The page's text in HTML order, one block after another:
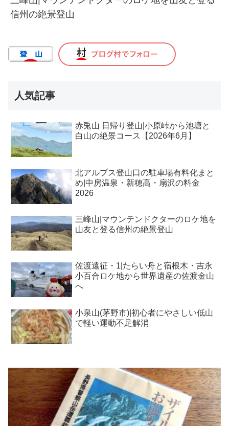
信州の絶景登山
人気記事
赤兎山 日帰り登山|小原峠から池塘と
白山の絶景コース【2026年6月】
北アルプス登山口の駐車場有料化まと
め|中房温泉・新穂高・扇沢の料金
2026
三峰山|マウンテンドクターのロケ地を
山友と登る信州の絶景登山
佐渡遠征・1|たらい舟と宿根木・吉永
小百合ロケ地から世界遺産の佐渡金山
へ
小泉山(茅野市)|初心者にやさしい低山
で軽い運動不足解消